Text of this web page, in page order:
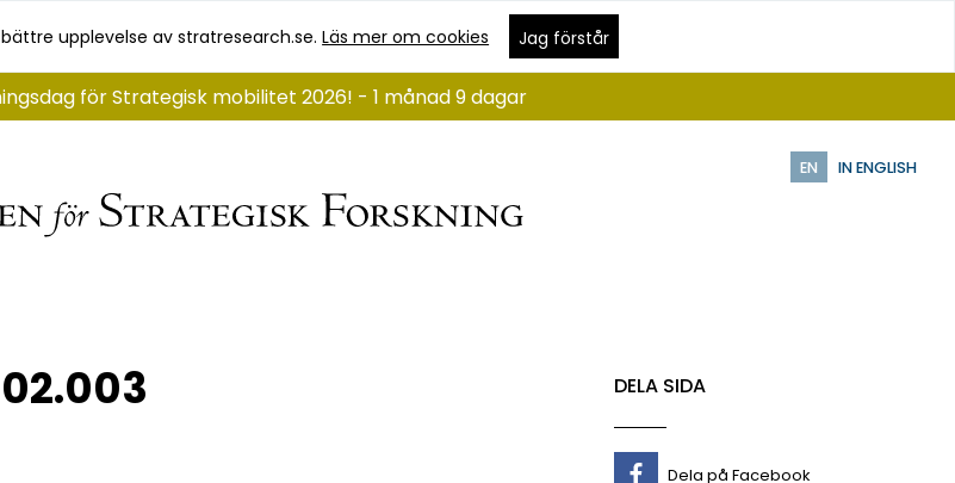
upplevelse av stratresearch.se.Läs mer om cookies Jag förstår
EN IN ENGLISH
för Strategisk mobilitet 2026! - 1 månad 9 dagar
DELA SIDA
Dela på Facebook